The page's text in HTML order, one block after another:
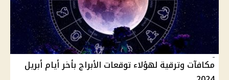
مكافآت وترقية لهؤلاء توقعات الأبراج بأخر أيام أبريل